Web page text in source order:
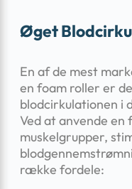
Øget
En af de mest
en foam roller er
blodcirkulationen i
Ved at anvende
muskelgrupper,
række fordele: